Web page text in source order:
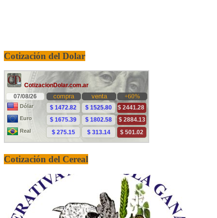
Cotización del Dolar
Cotización del Cereal